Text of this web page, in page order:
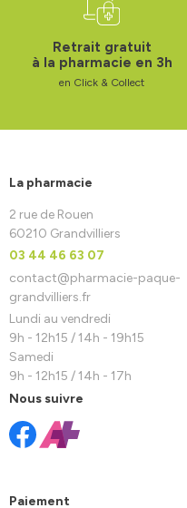
Retrait gratuit
à la pharmacie en 3h
en Click & Collect
La pharmacie
2 rue de Rouen
60210 Grandvilliers
03 44 46 63 07
contact@pharmacie-paque-
grandvilliers.fr
Lundi au vendredi
9h - 12h15 / 14h - 19h15
Samedi
9h - 12h15 / 14h - 17h
Nous suivre
Paiement